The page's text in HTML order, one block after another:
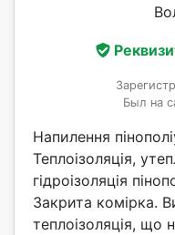
Был на
Напилення
Теплоізоляція,
гідроізоляція
Закрита комірка.
теплоізоляція, що